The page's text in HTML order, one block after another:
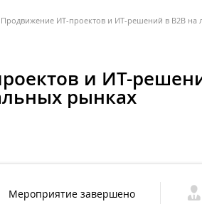
Продвижение ИТ-проектов и ИТ-решений в B2B на
и ИТ-
рынках
Мероприятие завершено